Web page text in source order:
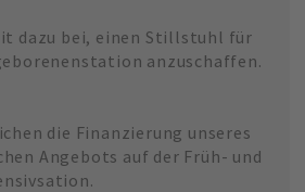
dazu bei, einen Stillstuhl für
anzuschaffen.
die Finanzierung unseres
Angebots auf der Früh- und